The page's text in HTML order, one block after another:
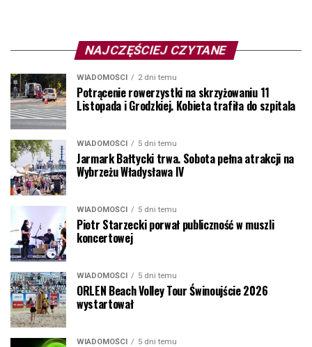
NAJCZĘŚCIEJ CZYTANE
WIADOMOŚCI 2 dni temu
Potrącenie rowerzystki na skrzyżowaniu 11
Listopada i Grodzkiej. Kobieta trafiła do szpitala
WIADOMOŚCI 5 dni temu
Jarmark Bałtycki trwa. Sobota pełna atrakcji na
Wybrzeżu Władysława IV
WIADOMOŚCI 5 dni temu
Piotr Starzecki porwał publiczność w muszli
koncertowej
WIADOMOŚCI 5 dni temu
ORLEN Beach Volley Tour Świnoujście 2026
wystartował
WIADOMOŚCI 5 dni temu